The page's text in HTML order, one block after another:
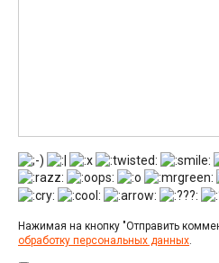
Нажимая на кнопку "Отправить
обработку персональных данных.